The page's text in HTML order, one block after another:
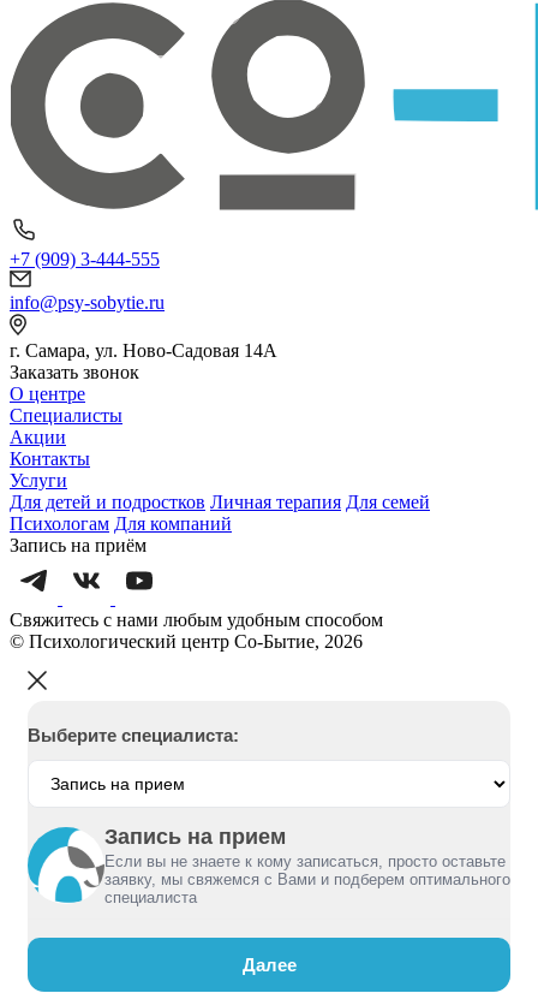
+7 (909) 3-444-555
info@psy-sobytie.ru
г. Самара, ул. Ново-Садовая 14А
Заказать звонок
О центре
Специалисты
Акции
Контакты
Услуги
Для детей и подростков Личная терапия Для семей
Психологам Для компаний
Запись на приём
Свяжитесь с нами любым удобным способом
© Психологический центр Со-Бытие, 2026
Выберите специалиста:
Запись на прием
Если вы не знаете к кому записаться, просто оставьте
заявку, мы свяжемся с Вами и подберем оптимального
специалиста
Далее